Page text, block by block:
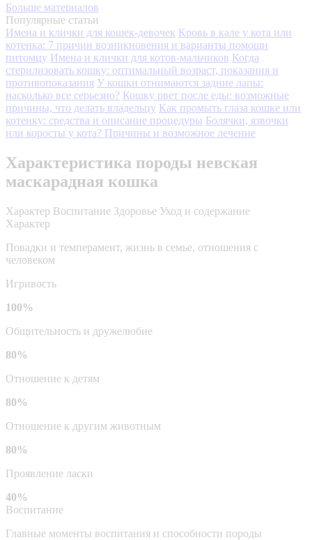
Больше материалов
Популярные статьи
Имена и клички для кошек-девочек Кровь в кале у кота или
котенка: 7 причин возникновения и варианты помощи
питомцу Имена и клички для котов-мальчиков Когда
стерилизовать кошку: оптимальный возраст, показания и
противопоказания У кошки отнимаются задние лапы:
насколько все серьезно? Кошку рвет после еды: возможные
причины, что делать владельцу Как промыть глаза кошке или
котенку: средства и описание процедуры Болячки, язвочки
или коросты у кота? Причины и возможное лечение
Характеристика породы невская
маскарадная кошка
Характер Воспитание Здоровье Уход и содержание
Характер
Повадки и темперамент, жизнь в семье, отношения с
человеком
Игривость
100%
Общительность и дружелюбие
80%
Отношение к детям
80%
Отношение к другим животным
80%
Проявление ласки
40%
Воспитание
Главные моменты воспитания и способности породы